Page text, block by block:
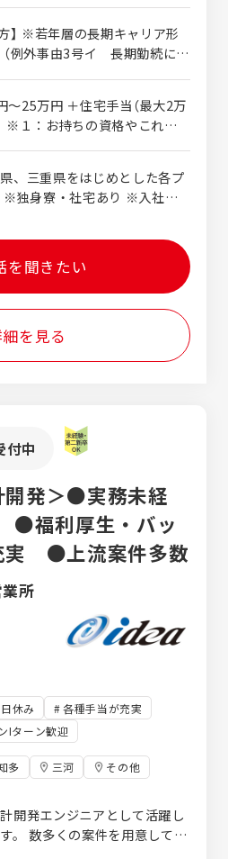
識を学べるため、 長く役立つ
専門スキル」を確実に身につけ
業務 ・専
）を使用した図面データの入
見積書や請求書をはじめとす
成 ・書類や資料のファイリン
「CAD（キャド）」とは？ パソ
などを作成・編集するための
パレル、ジュエリーなど、 実
業界で重宝されています。設
けでなく、 資料用の画像加工や
ど用途も多岐にわたります。
をマスターしておけば、将来
も挑戦してみたい」と考えた際
の選択肢を大きく広げてくれ
】 ※若年層の長期キャリア形
例外事由3号イ 長期勤続によ
からのスタートで、約8割が
。 専門的な知識やスキルが完
からでも、 じっくりとプロに
が整っていますのでご安心く
ホテル業務、介護職、配送、営
ざまです。
〜25万円 ＋住宅手当（最大2万
入しておりません。 働い
1分単位で100%しっかりと支
準を満たして一人暮らしをさ
。 【昇給・賞与】 ・
月） ・賞与: 年2回（9月・3月 ※
の期間中の給与や待遇などの条
ません）
、三重県をはじめとした各プ
配属。 その期間のお住まい
当社でご用意します(現在の
の条件あり)。
を聞きたい
を見る
付中
開発＞●実務未経
●福利厚生・バッ
実 ●上流案件多数
所
休み
各種手当が充実
Iターン歓迎
多 三河 その他
開発エンジニアとして活躍し
。 数多くの案件を用意してい